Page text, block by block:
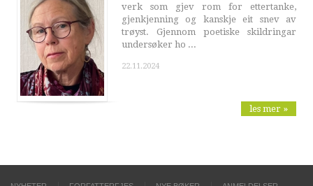
verk som gjev rom for ettertanke,
gjenkjenning og kanskje eit snev av
trøyst. Gjennom poetiske skildringar
undersøker ho ...
22.11.2024
les mer »